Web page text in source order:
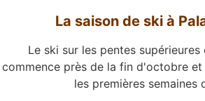
La saison de ski à
Le ski sur les pentes
commence près de la fin d'octobre
les premières semaines